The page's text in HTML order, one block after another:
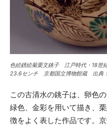
色絵銹絵菊栗文銚子 江戸時代・18
23.6センチ 京都国立博物館蔵 出典
この古清水の銚子は、卵色
緑色、金彩を用いて描き、
徴をよく表した作品です。